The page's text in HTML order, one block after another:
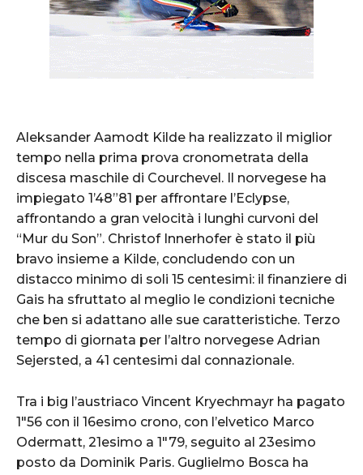
Aleksander Aamodt Kilde ha realizzato il miglior
tempo nella prima prova cronometrata della
discesa maschile di Courchevel. Il norvegese ha
impiegato 1’48”81 per affrontare l’Eclypse,
affrontando a gran velocità i lunghi curvoni del
“Mur du Son”. Christof Innerhofer è stato il più
bravo insieme a Kilde, concludendo con un
distacco minimo di soli 15 centesimi: il finanziere di
Gais ha sfruttato al meglio le condizioni tecniche
che ben si adattano alle sue caratteristiche. Terzo
tempo di giornata per l’altro norvegese Adrian
Sejersted, a 41 centesimi dal connazionale.
Tra i big l’austriaco Vincent Kryechmayr ha pagato
1″56 con il 16esimo crono, con l’elvetico Marco
Odermatt, 21esimo a 1″79, seguito al 23esimo
posto da Dominik Paris. Guglielmo Bosca ha